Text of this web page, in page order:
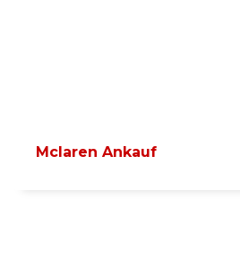
Mclaren Ankauf